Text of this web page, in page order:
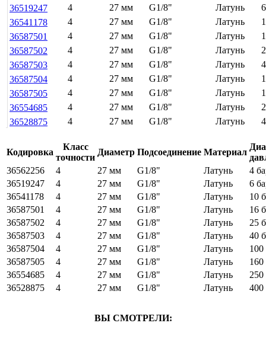
36519247
4 27 мм G1/8" Латунь
36541178
4 27 мм G1/8" Латунь
36587501
4 27 мм G1/8" Латунь
36587502
4 27 мм G1/8" Латунь
36587503
4 27 мм G1/8" Латунь
36587504
4 27 мм G1/8" Латунь
36587505
4 27 мм G1/8" Латунь
36554685
4 27 мм G1/8" Латунь
36528875
4 27 мм G1/8" Латунь
Кодировка
Класс
точности
Диаметр Подсоединение Материал
36562256
4 27 мм G1/8" Латунь
4
36519247
4 27 мм G1/8" Латунь
6
36541178
4 27 мм G1/8" Латунь
10
36587501
4 27 мм G1/8" Латунь
16
36587502
4 27 мм G1/8" Латунь
25
36587503
4 27 мм G1/8" Латунь
40
36587504
4 27 мм G1/8" Латунь
100
36587505
4 27 мм G1/8" Латунь
160
36554685
4 27 мм G1/8" Латунь
250
36528875
4 27 мм G1/8" Латунь 400
ВЫ СМОТРЕЛИ: